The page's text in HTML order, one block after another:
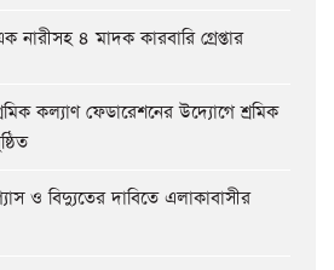
নারীসহ ৪ মাদক কারবারি গ্রেপ্তার
কল্যাণ ফেডারেশনের উদ্যোগে শ্রমিক
ও বিদ্যুতের দাবিতে এলাকাবাসীর